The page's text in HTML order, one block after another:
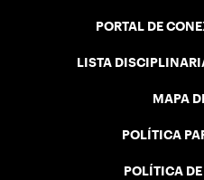
PORTAL DE
LISTA
MAPA
POLÍTICA
POLÍTICA